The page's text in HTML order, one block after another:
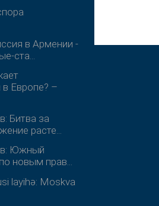
в Армении -
ста...
Европе? –
Битва за
расте...
Южный
новым прав...
layihə: Moskva